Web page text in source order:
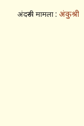
अंदरूनी मामला : अंकुश्री